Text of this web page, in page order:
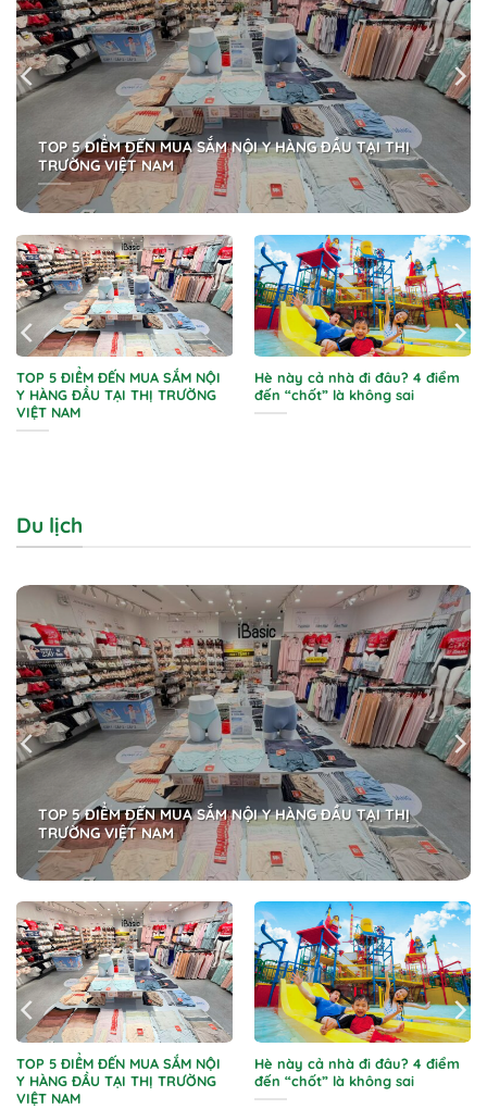
TOP 5 ĐIỂM ĐẾN MUA SẮM NỘI Y HÀNG ĐẦU TẠI THỊ
TRƯỜNG VIỆT NAM
TOP 5 ĐIỂM ĐẾN MUA SẮM NỘI
Y HÀNG ĐẦU TẠI THỊ TRƯỜNG
VIỆT NAM
Hè này cả nhà đi đâu? 4 điểm
đến “chốt” là không sai
Du lịch
TOP 5 ĐIỂM ĐẾN MUA SẮM NỘI Y HÀNG ĐẦU TẠI THỊ
TRƯỜNG VIỆT NAM
TOP 5 ĐIỂM ĐẾN MUA SẮM NỘI
Y HÀNG ĐẦU TẠI THỊ TRƯỜNG
VIỆT NAM
Hè này cả nhà đi đâu? 4 điểm
đến “chốt” là không sai